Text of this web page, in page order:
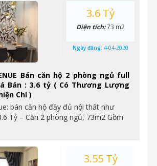
Bán căn hộ 2 phòng ngủ full
Bán : 3.6 tỷ ( Có Thương Lượng
Chí )
bán căn hộ đầy đủ nội thất như
Tỷ – Căn 2 phòng ngủ, 73m2 Gồm
3.6 Tỷ
Diện tích:73 m2
Ngày đăng: 4-04-2020
3.55 Tỷ